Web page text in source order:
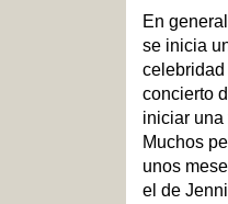
En
se inicia
concierto
iniciar
Muchos
unos
el de